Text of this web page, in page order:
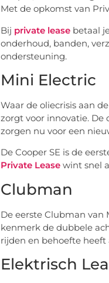
Met de opkomst van
Bij private lease betaal
onderhoud, banden,
ondersteuning.
Mini Electric
Waar de oliecrisis aan
zorgt voor innovatie.
zorgen nu voor een
De Cooper SE is de
Private Lease wint snel
Clubman
De eerste Clubman van
kenmerk de dubbele
rijden en behoefte
Elektrisch